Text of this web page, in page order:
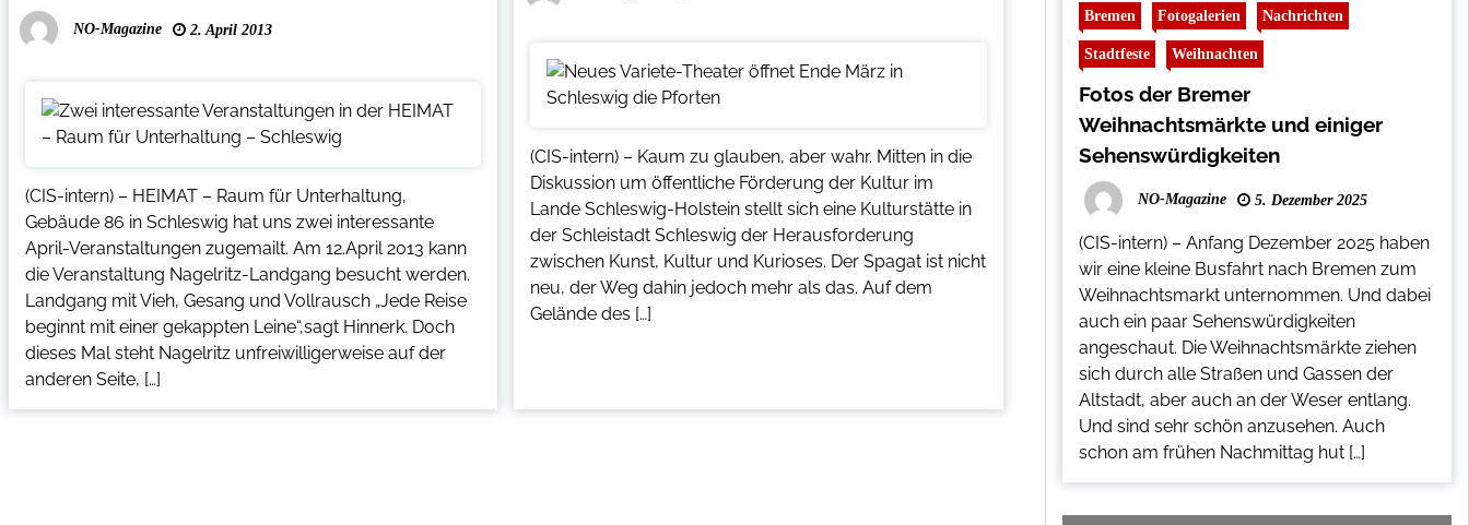
NO-Magazine 2. April 2013
(CIS-intern) – HEIMAT – Raum für Unterhaltung,
Gebäude 86 in Schleswig hat uns zwei interessante
April-Veranstaltungen zugemailt. Am 12.April 2013 kann
die Veranstaltung Nagelritz-Landgang besucht werden.
Landgang mit Vieh, Gesang und Vollrausch „Jede Reise
beginnt mit einer gekappten Leine“,sagt Hinnerk. Doch
dieses Mal steht Nagelritz unfreiwilligerweise auf der
anderen Seite, […]
(CIS-intern) – Kaum zu glauben, aber wahr. Mitten in die
Diskussion um öffentliche Förderung der Kultur im
Lande Schleswig-Holstein stellt sich eine Kulturstätte in
der Schleistadt Schleswig der Herausforderung
zwischen Kunst, Kultur und Kurioses. Der Spagat ist nicht
neu, der Weg dahin jedoch mehr als das. Auf dem
Gelände des […]
Bremen Fotogalerien Nachrichten
Stadtfeste Weihnachten
Fotos der Bremer
Weihnachtsmärkte und einiger
Sehenswürdigkeiten
NO-Magazine 5. Dezember 2025
(CIS-intern) – Anfang Dezember 2025 haben
wir eine kleine Busfahrt nach Bremen zum
Weihnachtsmarkt unternommen. Und dabei
auch ein paar Sehenswürdigkeiten
angeschaut. Die Weihnachtsmärkte ziehen
sich durch alle Straßen und Gassen der
Altstadt, aber auch an der Weser entlang.
Und sind sehr schön anzusehen. Auch
schon am frühen Nachmittag hut […]